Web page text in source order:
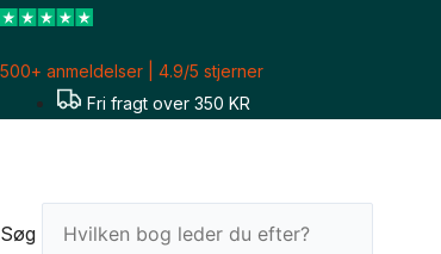
Gå
indholdet
500+ anmeldelser | 4.9/5 stjerner
Fri fragt over 350 KR
Søg